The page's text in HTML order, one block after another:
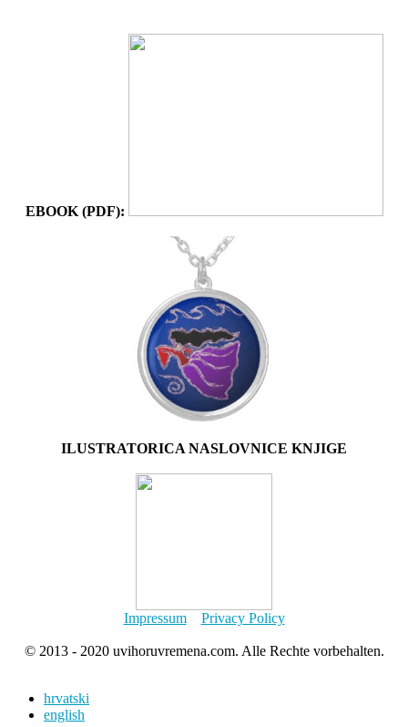
EBOOK (PDF):
ILUSTRATORICA NASLOVNICE KNJIGE
Impressum Privacy Policy
© 2013 - 2020 uvihoruvremena.com. Alle Rechte vorbehalten.
hrvatski
english